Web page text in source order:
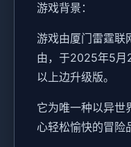
游戏背景：
游戏由厦门雷霆联
由，于2025年5月
以上边升级版。
它为唯一种以异世
心轻松愉快的冒险